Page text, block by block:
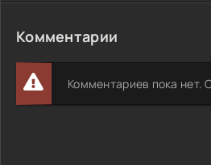
Комментарии
Комментариев пока нет.